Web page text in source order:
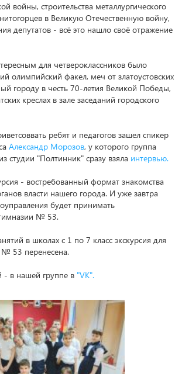
войны, строительства металлургического
в Великую Отечественную войну,
депутатов - всё это нашло своё отражение
для четвероклассников было
олимпийский факел, меч от златоустовских
городу в честь 70-летия Великой Победы,
креслах в зале заседаний городского
ребят и педагогов зашел спикер
Александр Морозов, у которого группа
студии "Полтинник" сразу взяла интервью.
- востребованный формат знакомства
власти нашего города. И уже завтра
будет принимать
№ 53.
в школах с 1 по 7 класс экскурсия для
53 перенесена.
- в нашей группе в "VK".